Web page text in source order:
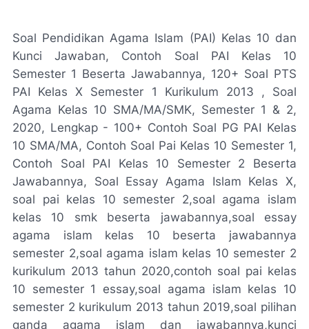
Soal Pendidikan Agama Islam (PAI) Kelas 10 dan
Kunci Jawaban, Contoh Soal PAI Kelas 10
Semester 1 Beserta Jawabannya, 120+ Soal PTS
PAI Kelas X Semester 1 Kurikulum 2013 , Soal
Agama Kelas 10 SMA/MA/SMK, Semester 1 & 2,
2020, Lengkap - 100+ Contoh Soal PG PAI Kelas
10 SMA/MA, Contoh Soal Pai Kelas 10 Semester 1,
Contoh Soal PAI Kelas 10 Semester 2 Beserta
Jawabannya, Soal Essay Agama Islam Kelas X,
soal pai kelas 10 semester 2,soal agama islam
kelas 10 smk beserta jawabannya,soal essay
agama islam kelas 10 beserta jawabannya
semester 2,soal agama islam kelas 10 semester 2
kurikulum 2013 tahun 2020,contoh soal pai kelas
10 semester 1 essay,soal agama islam kelas 10
semester 2 kurikulum 2013 tahun 2019,soal pilihan
ganda agama islam dan jawabannya,kunci